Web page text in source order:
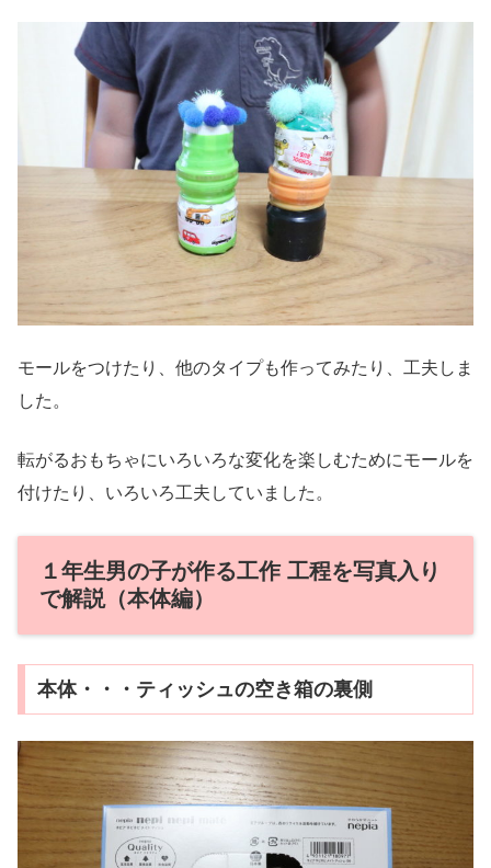
モールをつけたり、他のタイプも作ってみたり、工夫しま
した。
転がるおもちゃにいろいろな変化を楽しむためにモールを
付けたり、いろいろ工夫していました。
１年生男の子が作る工作 工程を写真入り
で解説（本体編）
本体・・・ティッシュの空き箱の裏側